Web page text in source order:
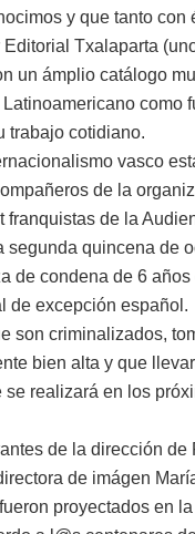
y que tanto con
Txalaparta
un ámplio catálogo
como
trabajo cotidiano.
vasco
de la
de la
quincena de
de condena de 6
de excepción español.
son criminalizados,
bien alta y que
realizará en los
de la dirección
de imágen
proyectados en